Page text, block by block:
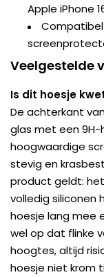
Apple iPhone
Veelgestelde
Is dit hoesje
De achterkant
glas met een 9H-
hoogwaardige
stevig en
product geldt:
volledig siliconen
hoesje lang mee
wel op dat flinke
hoogtes, altijd
hoesje niet krom